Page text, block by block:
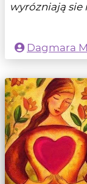
wyrózniają sie
Dagmara